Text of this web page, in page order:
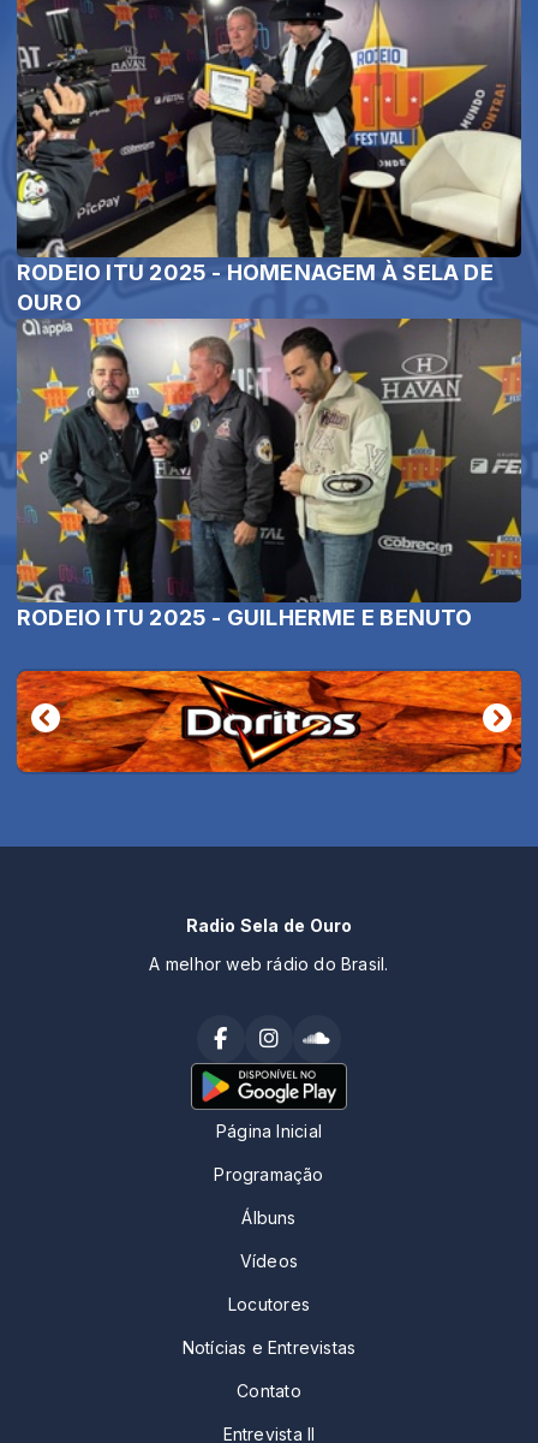
RODEIO ITU 2025 - HOMENAGEM À SELA DE
OURO
RODEIO ITU 2025 - GUILHERME E BENUTO
Radio Sela de Ouro
A melhor web rádio do Brasil.
Página Inicial
Programação
Álbuns
Vídeos
Locutores
Notícias e Entrevistas
Contato
Entrevista II